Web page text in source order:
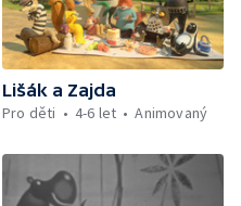
Lišák a Zajda
Pro děti
4-6 let Animovaný